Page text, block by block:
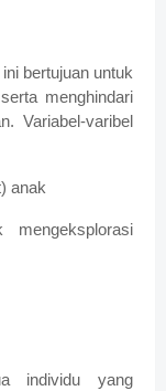
bertujuan untuk
menghindari
Variabel-varibel
anak
individu yang